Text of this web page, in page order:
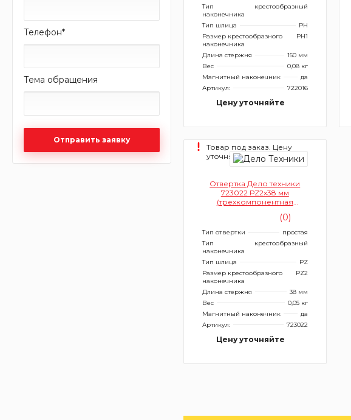
Телефон*
Тема обращения
Отправить заявку
Тип
наконечника
крестообразный
Тип шлица
PH
Размер крестообразного
наконечника
PH1
Длина стержня
150 мм
Вес
0,08 кг
Магнитный наконечник
да
Артикул:
722016
Цену уточняйте
Товар под заказ. Цену
уточняйте.
Отвертка Дело техники
723022 РZ2х38 мм
(трехкомпонентная
(0)
Тип отвертки
простая
Тип
наконечника
крестообразный
Тип шлица
PZ
Размер крестообразного
наконечника
PZ2
Длина стержня
38 мм
Вес
0,05 кг
Магнитный наконечник
да
Артикул:
723022
Цену уточняйте